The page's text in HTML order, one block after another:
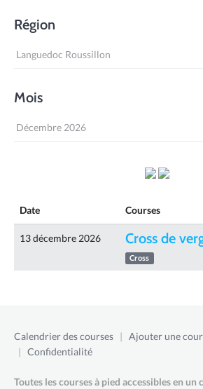
Région
Languedoc Roussillon
Mois
Décembre 2026
Date Courses
13 décembre 2026 Cross de
Cross
Calendrier des courses | Ajouter une
| Confidentialité
Toutes les courses à pied accessibles en un